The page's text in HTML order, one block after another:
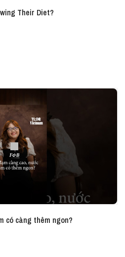
Their Diet?
có càng thêm ngon?